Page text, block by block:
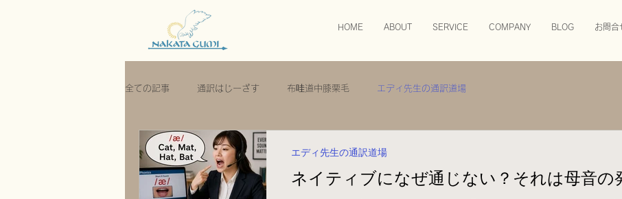
HOME ABOUT SERVICE COMPANY BLOG お問合
全ての記事 通訳はじーざす 布哇道中膝栗毛 エディ先生の通訳道場
ネイティブになぜ通じない？それは母音の
エディ先生の通訳道場